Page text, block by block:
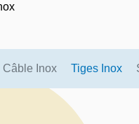
Câble Inox Tiges Inox